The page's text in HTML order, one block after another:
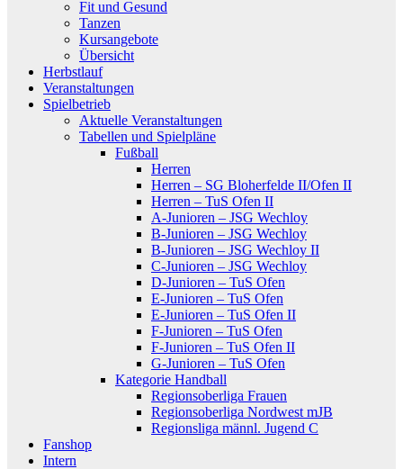
Fit und Gesund
Tanzen
Kursangebote
Übersicht
Herbstlauf
Veranstaltungen
Spielbetrieb
Aktuelle Veranstaltungen
Tabellen und Spielpläne
Fußball
Herren
Herren – SG Bloherfelde II/​Ofen II
Herren – TuS Ofen II
A-Junioren – JSG Wechloy
B-Junioren – JSG Wechloy
B-Junioren – JSG Wechloy II
C-Junioren – JSG Wechloy
D-Junioren – TuS Ofen
E-Junioren – TuS Ofen
E-Junioren – TuS Ofen II
F-Junioren – TuS Ofen
F-Junioren – TuS Ofen II
G-Junioren – TuS Ofen
Kategorie Handball
Regionsoberliga Frauen
Regionsoberliga Nordwest mJB
Regionsliga männl. Jugend C
Fanshop
Intern